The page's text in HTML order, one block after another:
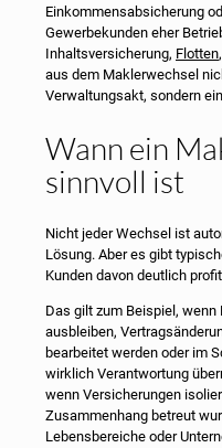
Einkommensabsicherung
Gewerbekunden eher
Inhaltsversicherung, Flotten
aus dem Maklerwechsel
Verwaltungsakt, sondern
Wann ein
sinnvoll ist
Nicht jeder Wechsel ist
Lösung. Aber es gibt
Kunden davon deutlich
Das gilt zum Beispiel, wenn
ausbleiben,
bearbeitet werden oder im
wirklich Verantwortung
wenn Versicherungen
Zusammenhang betreut
Lebensbereiche oder